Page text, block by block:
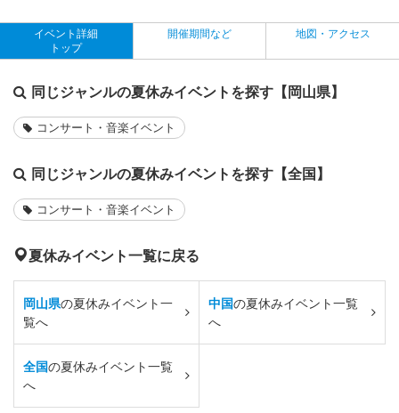
イベント詳細
トップ
開催期間など 地図・アクセス
同じジャンルの夏休みイベントを探す【岡山県】
コンサート・音楽イベント
同じジャンルの夏休みイベントを探す【全国】
コンサート・音楽イベント
夏休みイベント一覧に戻る
岡山県の夏休みイベント一
覧へ
中国の夏休みイベント一覧
へ
全国の夏休みイベント一覧
へ